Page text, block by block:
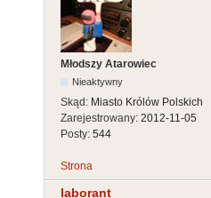
Młodszy Atarowiec
Nieaktywny
Skąd: Miasto Królów Polskich
Zarejestrowany: 2012-11-05
Posty: 544
Strona
laborant